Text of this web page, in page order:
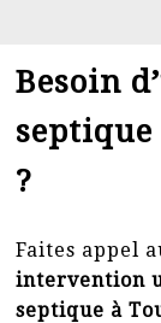
Besoin
?
Faites appel
intervention
septique à